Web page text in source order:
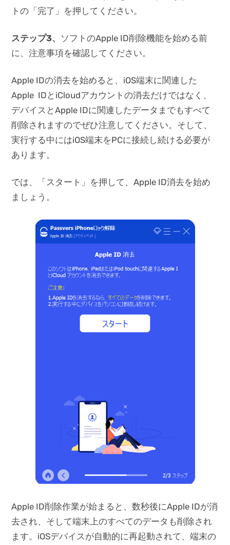
トの「完了」を押してください。
ステップ3、 ソフトのApple ID削除機能を始める前
に、注意事項を確認してください。
Apple IDの消去を始めると、iOS端末に関連した
Apple IDとiCloudアカウントの消去だけではなく、
デバイスとApple IDに関連したデータまでもすべて
削除されますのでぜひ注意してください。そして、
実行する中にはiOS端末をPCに接続し続ける必要が
あります。
では、「スタート」を押して、Apple ID消去を始め
ましょう。
Apple ID削除作業が始まると、数秒後にApple IDが消
去され、そして端末上のすべてのデータも削除され
ます。iOSデバイスが自動的に再起動されて、端末の